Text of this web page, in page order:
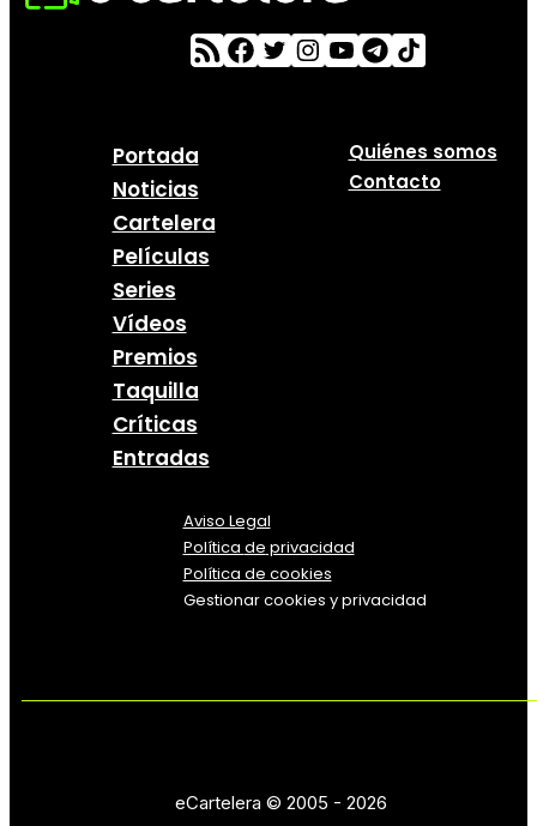
Portada
Noticias
Cartelera
Películas
Series
Vídeos
Premios
Taquilla
Críticas
Entradas
Quiénes somos
Contacto
Aviso Legal
Política de privacidad
Política de cookies
Gestionar cookies y privacidad
eCartelera © 2005 - 2026